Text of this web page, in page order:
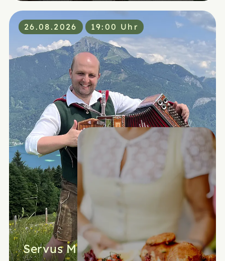
Servus Michi!
26.08.2026 19:00 Uhr